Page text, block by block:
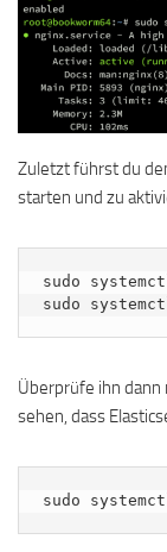
Zuletzt führst du
starten und zu
sudo
sudo
Überprüfe ihn
sehen, dass
sudo